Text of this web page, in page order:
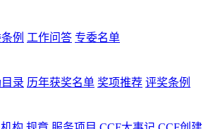
例 工作问答 专委名单
录 历年获奖名单 奖项推荐 评奖条例